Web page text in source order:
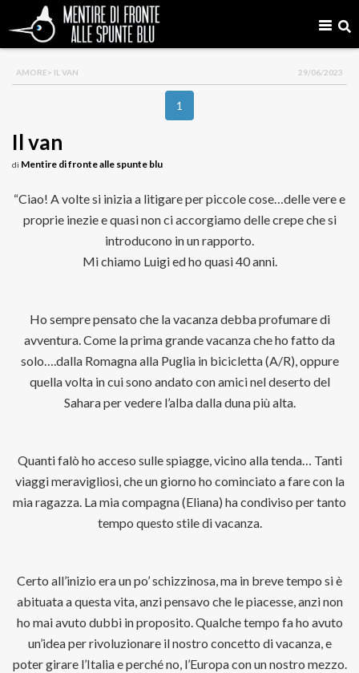
AMORE> IL VAN 29/06/2023
1
Il van
di Mentire di fronte alle spunte blu
“Ciao! A volte si inizia a litigare per piccole cose…delle vere e
proprie inezie e quasi non ci accorgiamo delle crepe che si
introducono in un rapporto.
Mi chiamo Luigi ed ho quasi 40 anni.
Ho sempre pensato che la vacanza debba profumare di
avventura. Come la prima grande vacanza che ho fatto da
solo….dalla Romagna alla Puglia in bicicletta (A/R), oppure
quella volta in cui sono andato con amici nel deserto del
Sahara per vedere l’alba dalla duna più alta.
Quanti falò ho acceso sulle spiagge, vicino alla tenda… Tanti
viaggi meravigliosi, che un giorno ho cominciato a fare con la
mia ragazza. La mia compagna (Eliana) ha condiviso per tanto
tempo questo stile di vacanza.
Certo all’inizio era un po’ schizzinosa, ma in breve tempo si è
abituata a questa vita, anzi pensavo che le piacesse, anzi non
ho mai avuto dubbi in proposito. Qualche tempo fa ho avuto
un’idea per rivoluzionare il nostro concetto di vacanza, e
poter girare l’Italia e perché no, l’Europa con un nostro mezzo.